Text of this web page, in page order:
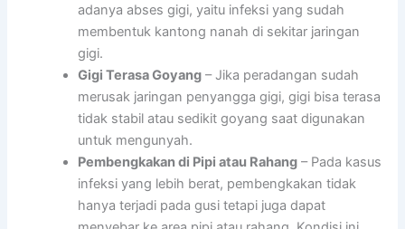
adanya abses gigi, yaitu infeksi yang sudah
membentuk kantong nanah di sekitar jaringan
gigi.
Gigi Terasa Goyang – Jika peradangan sudah
merusak jaringan penyangga gigi, gigi bisa terasa
tidak stabil atau sedikit goyang saat digunakan
untuk mengunyah.
Pembengkakan di Pipi atau Rahang – Pada kasus
infeksi yang lebih berat, pembengkakan tidak
hanya terjadi pada gusi tetapi juga dapat